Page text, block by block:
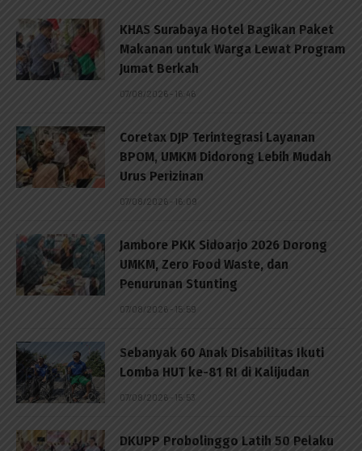
KHAS Surabaya Hotel Bagikan Paket
Makanan untuk Warga Lewat Program
Jumat Berkah
07/08/2026 - 16:46
Coretax DJP Terintegrasi Layanan
BPOM, UMKM Didorong Lebih Mudah
Urus Perizinan
07/08/2026 - 16:09
Jambore PKK Sidoarjo 2026 Dorong
UMKM, Zero Food Waste, dan
Penurunan Stunting
07/08/2026 - 15:59
Sebanyak 60 Anak Disabilitas Ikuti
Lomba HUT ke-81 RI di Kalijudan
07/08/2026 - 15:53
DKUPP Probolinggo Latih 50 Pelaku